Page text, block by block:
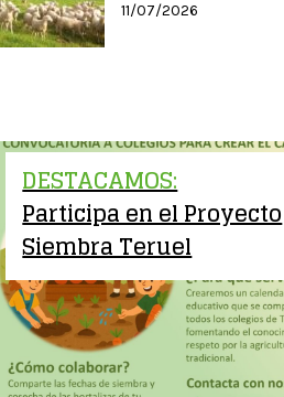
11/07/2026
DESTACAMOS:
Participa en el Proyecto
Siembra Teruel